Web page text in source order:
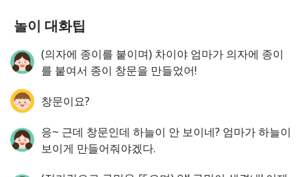
놀이 대화팁
(의자에 종이를 붙이며) 차이야 엄마가 의자에 종이
를 붙여서 종이 창문을 만들었어!
창문이요?
응~ 근데 창문인데 하늘이 안 보이네? 엄마가 하늘이
보이게 만들어줘야겠다.